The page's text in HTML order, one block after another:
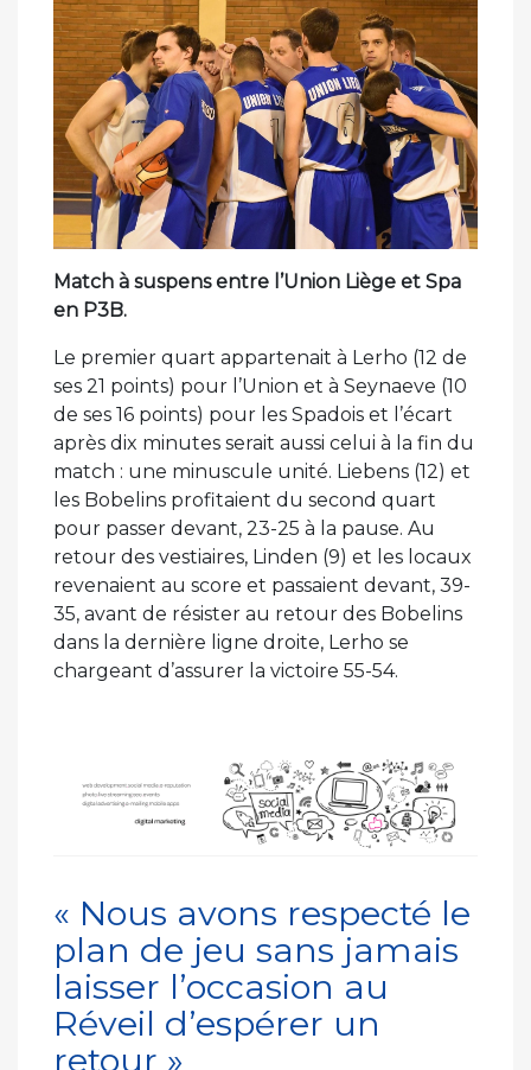
Match à suspens entre l’Union Liège et Spa
en P3B.
Le premier quart appartenait à Lerho (12 de
ses 21 points) pour l’Union et à Seynaeve (10
de ses 16 points) pour les Spadois et l’écart
après dix minutes serait aussi celui à la fin du
match : une minuscule unité. Liebens (12) et
les Bobelins profitaient du second quart
pour passer devant, 23-25 à la pause. Au
retour des vestiaires, Linden (9) et les locaux
revenaient au score et passaient devant, 39-
35, avant de résister au retour des Bobelins
dans la dernière ligne droite, Lerho se
chargeant d’assurer la victoire 55-54.
« Nous avons respecté le
plan de jeu sans jamais
laisser l’occasion au
Réveil d’espérer un
retour »